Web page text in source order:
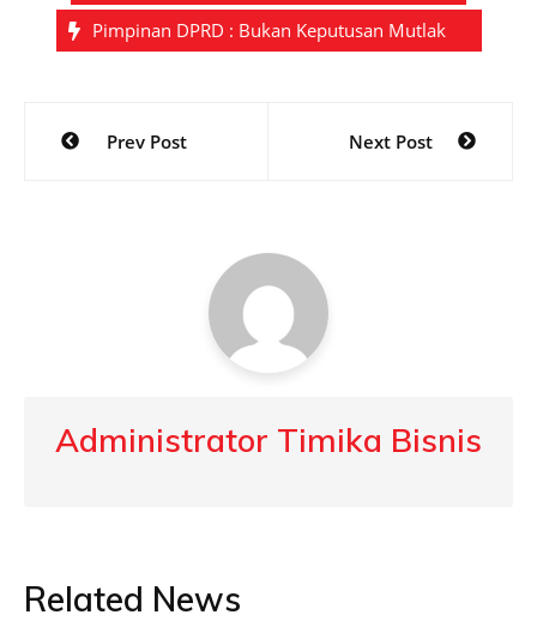
Pimpinan DPRD : Bukan Keputusan Mutlak
Post
navigation
Prev Post Next Post
Administrator Timika Bisnis
Related News